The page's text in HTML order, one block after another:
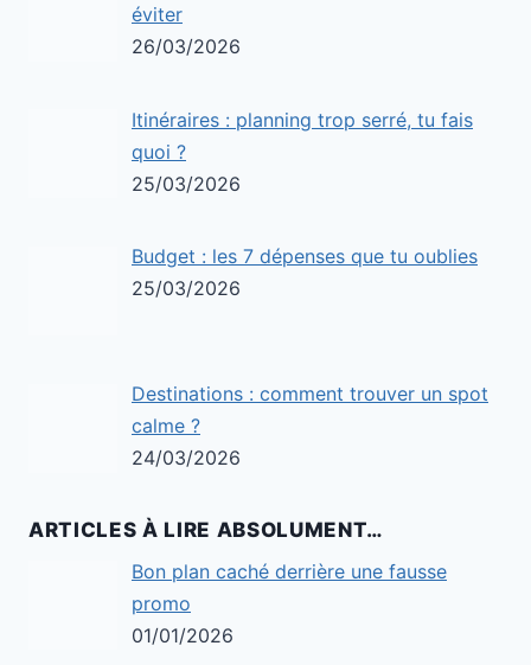
éviter
26/03/2026
Itinéraires : planning trop serré, tu fais
quoi ?
25/03/2026
Budget : les 7 dépenses que tu oublies
25/03/2026
Destinations : comment trouver un spot
calme ?
24/03/2026
ARTICLES À LIRE ABSOLUMENT…
Bon plan caché derrière une fausse
promo
01/01/2026